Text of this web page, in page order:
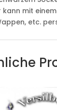
kann mit
etc.